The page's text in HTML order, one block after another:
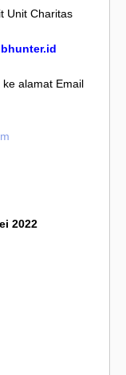
Unit Charitas
alamat Email
2022